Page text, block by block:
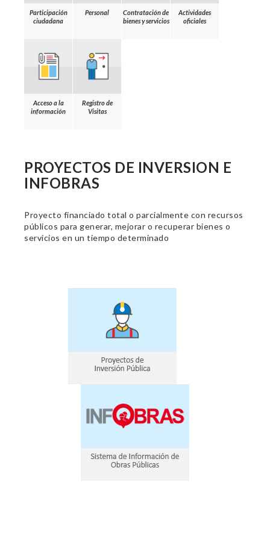
Participación
ciudadana
Personal
Contratación de
bienes y servicios
Actividades
oficiales
Acceso a la
información
Registro de
Visitas
PROYECTOS DE INVERSION E
INFOBRAS
Proyecto financiado total o parcialmente con recursos
públicos para generar, mejorar o recuperar bienes o
servicios en un tiempo determinado